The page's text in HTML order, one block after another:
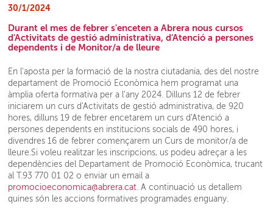
30/1/2024
Durant el mes de febrer s'enceten a Abrera nous cursos
d'Activitats de gestió administrativa, d'Atenció a persones
dependents i de Monitor/a de lleure
En l'aposta per la formació de la nostra ciutadania, des del nostre
departament de Promoció Econòmica hem programat una
àmplia oferta formativa per a l'any 2024. Dilluns 12 de febrer
iniciarem un curs d'Activitats de gestió administrativa, de 920
hores, dilluns 19 de febrer encetarem un curs d'Atenció a
persones dependents en institucions socials de 490 hores, i
divendres 16 de febrer començarem un Curs de monitor/a de
lleure.Si voleu realitzar les inscripcions, us podeu adreçar a les
dependències del Departament de Promoció Econòmica, trucant
al T.93 770 01 02 o enviar un email a
promocioeconomica@abrera.cat. A continuació us detallem
quines són les accions formatives programades enguany.